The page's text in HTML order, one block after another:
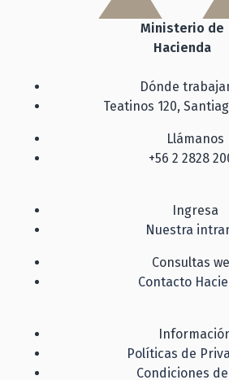
Ministerio de
Hacienda
Dónde
Teatinos 120,
Llámanos
+56 2 2828
Ingresa
Nuestra
Consultas
Contacto
Políticas de
Condiciones